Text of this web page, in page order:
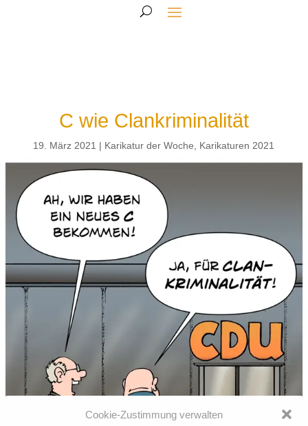
Cookie-Zustimmung verwalten
C wie Clankriminalität
19. März 2021 Karikatur der Woche Karikaturen 2021